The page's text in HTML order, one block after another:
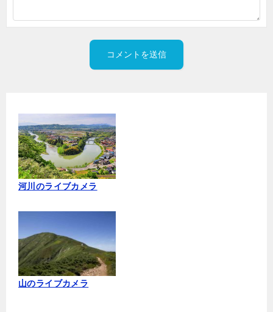
河川のライブカメラ
山のライブカメラ